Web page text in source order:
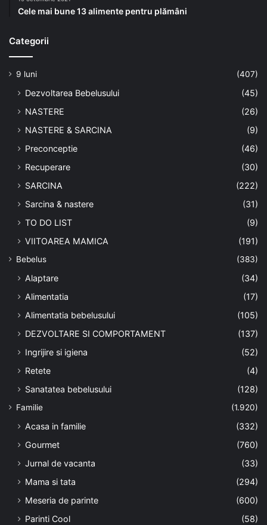
Cele mai bune 13 alimente pentru plămâni
Categorii
9 luni (407)
Dezvoltarea Bebelusului
(45)
NASTERE
(26)
NASTERE & SARCINA
(9)
Preconceptie
(46)
Recuperare
(30)
SARCINA
(222)
Sarcina & nastere
(31)
TO DO LIST
(9)
VIITOAREA MAMICA
(191)
Bebelus (383)
Alaptare
(34)
Alimentatia
(17)
Alimentatia bebelusului
(105)
DEZVOLTARE SI COMPORTAMENT
(137)
Ingrijire si igiena
(52)
Retete
(4)
Sanatatea bebelusului
(128)
Familie (1.920)
Acasa in familie
(332)
Gourmet
(760)
Jurnal de vacanta
(33)
Mama si tata
(294)
Meseria de parinte
(600)
Parinti Cool
(58)